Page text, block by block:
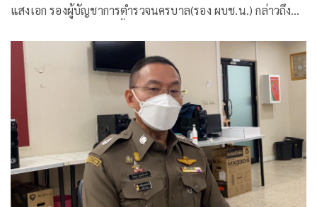
แสงเอก รองผู้บัญชาการตำรวจนครบาล(รอง ผบช.น.) กล่าวถึง